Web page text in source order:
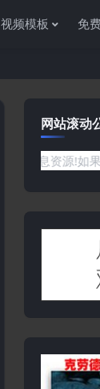
视频模板 免
网站滚动
货铺获取各种